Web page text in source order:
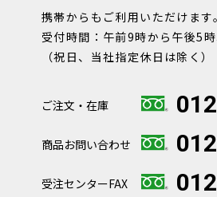
携帯からもご利用いただけます。
受付時間：午前9時から午後5時
（祝日、当社指定休日は除く）
ご注文・在庫
商品お問い合わせ
受注センターFAX